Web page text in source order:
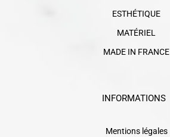
ESTHÉTIQUE
MATÉRIEL
MADE IN FRANCE
INFORMATIONS
Mentions légales